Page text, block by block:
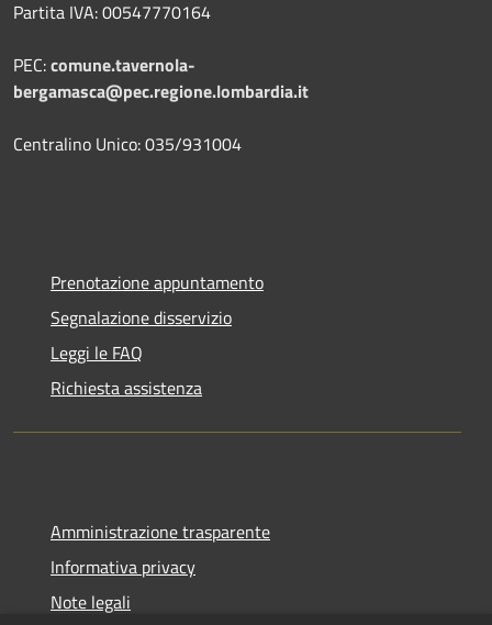
Partita IVA: 00547770164
PEC:comune.tavernola-
bergamasca@pec.regione.lombardia.it
Centralino Unico: 035/931004
Prenotazione appuntamento
Segnalazione disservizio
Leggi le FAQ
Richiesta assistenza
Amministrazione trasparente
Informativa privacy
Note legali